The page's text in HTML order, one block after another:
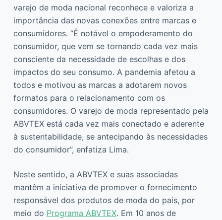
varejo de moda nacional reconhece e valoriza a
importância das novas conexões entre marcas e
consumidores. “É notável o empoderamento do
consumidor, que vem se tornando cada vez mais
consciente da necessidade de escolhas e dos
impactos do seu consumo. A pandemia afetou a
todos e motivou as marcas a adotarem novos
formatos para o relacionamento com os
consumidores. O varejo de moda representado pela
ABVTEX está cada vez mais conectado e aderente
à sustentabilidade, se antecipando às necessidades
do consumidor”, enfatiza Lima.
Neste sentido, a ABVTEX e suas associadas
mantêm a iniciativa de promover o fornecimento
responsável dos produtos de moda do país, por
meio do Programa ABVTEX. Em 10 anos de